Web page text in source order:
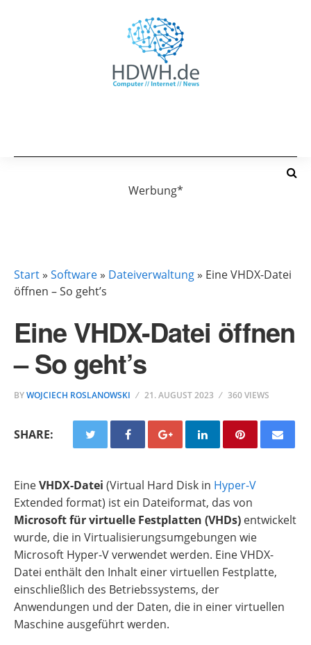
Werbung*
Start» Software» Dateiverwaltung» Eine VHDX-Datei
öffnen – So geht’s
Eine VHDX-Datei öffnen
– So geht’s
BYWOJCIECH ROSLANOWSKI 21. AUGUST 2023 360 VIEWS
SHARE:
EineVHDX-Datei (Virtual Hard Disk in Hyper-V
Extended format) ist ein Dateiformat, das von
Microsoft für virtuelle Festplatten (VHDs) entwickelt
wurde, die in Virtualisierungsumgebungen wie
Microsoft Hyper-V verwendet werden. Eine VHDX-
Datei enthält den Inhalt einer virtuellen Festplatte,
einschließlich des Betriebssystems, der
Anwendungen und der Daten, die in einer virtuellen
Maschine ausgeführt werden.